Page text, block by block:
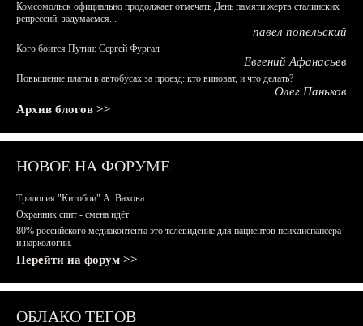
Комсомольск официально продолжает отмечать День памяти жертв сталинских
репрессий: задумаемся...
павел попельский
Кого боится Путин: Сергей Фургал
Евгений Афанасьев
Повышение платы в автобусах за проезд: кто виноват, и что делать?
Олег Паньков
Архив блогов >>
НОВОЕ НА ФОРУМЕ
Трилогия "Китобои" А. Вахова.
Охранник спит - смена идёт
80% российского медиаконтента это телевидение для пациентов психдиспансера
и наркологии.
Перейти на форум >>
ОБЛАКО ТЕГОВ